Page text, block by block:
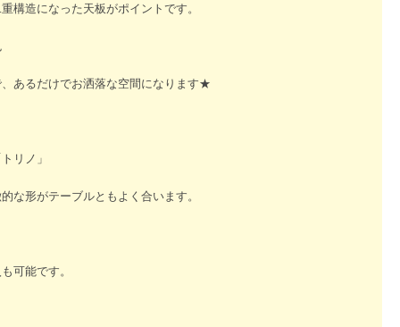
構造になった天板がポイントです。
あるだけでお洒落な空間になります★
リノ」
な形がテーブルともよく合います。
可能です。